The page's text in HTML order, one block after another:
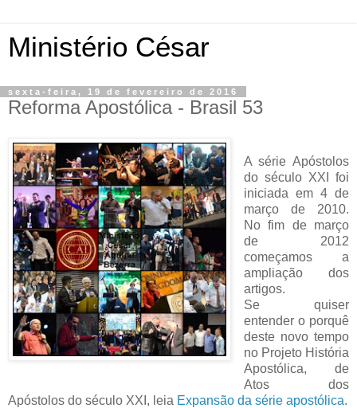
Ministério César
sexta-feira, 19 de fevereiro de 2016
Reforma Apostólica - Brasil 53
A série Apóstolos
do século XXI foi
iniciada em 4 de
março de 2010.
No fim de março
de 2012
começamos a
ampliação dos
artigos.
Se quiser
entender o porquê
deste novo tempo
no Projeto História
Apostólica, de
Atos dos
Apóstolos do século XXI, leia Expansão da série apostólica.